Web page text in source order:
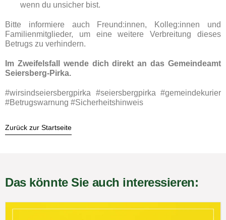
wenn du unsicher bist.
Bitte informiere auch Freund:innen, Kolleg:innen und
Familienmitglieder, um eine weitere Verbreitung dieses
Betrugs zu verhindern.
Im Zweifelsfall wende dich direkt an das Gemeindeamt
Seiersberg-Pirka.
#wirsindseiersbergpirka #seiersbergpirka #gemeindekurier
#Betrugswarnung #Sicherheitshinweis
Zurück zur Startseite
Das könnte Sie auch interessieren: